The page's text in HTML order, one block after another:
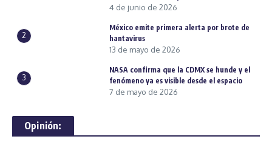
4 de junio de 2026
2
México emite primera alerta por brote de
hantavirus
13 de mayo de 2026
3
NASA confirma que la CDMX se hunde y el
fenómeno ya es visible desde el espacio
7 de mayo de 2026
Opinión: